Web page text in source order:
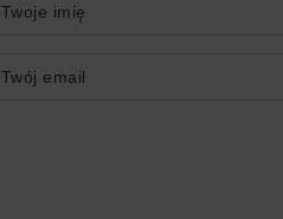
Twoje imię
Twój email